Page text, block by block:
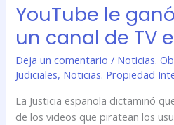
YouTube le
un canal de TV
Deja un comentario / Noticias.
Judiciales, Noticias. Propiedad
La Justicia española dictaminó
de los videos que piratean los
España